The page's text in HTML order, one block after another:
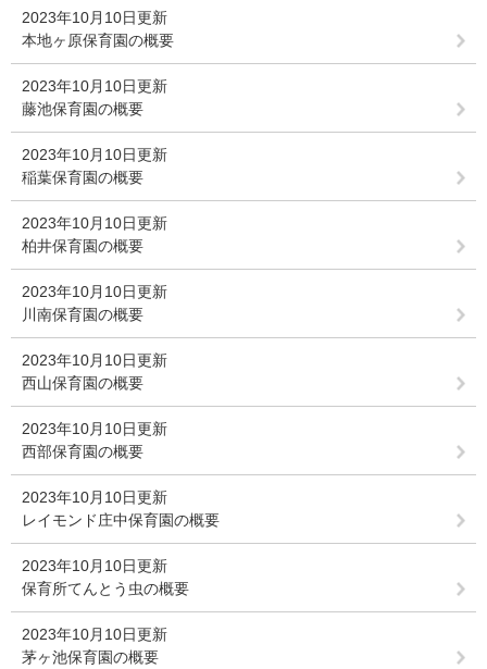
2023年10月10日更新
本地ヶ原保育園の概要
2023年10月10日更新
藤池保育園の概要
2023年10月10日更新
稲葉保育園の概要
2023年10月10日更新
柏井保育園の概要
2023年10月10日更新
川南保育園の概要
2023年10月10日更新
西山保育園の概要
2023年10月10日更新
西部保育園の概要
2023年10月10日更新
レイモンド庄中保育園の概要
2023年10月10日更新
保育所てんとう虫の概要
2023年10月10日更新
茅ヶ池保育園の概要